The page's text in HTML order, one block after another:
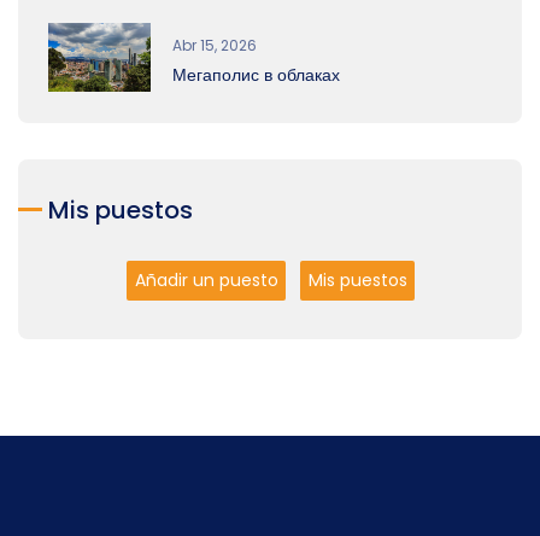
Abr 15, 2026
Мегаполис в облаках
Mis puestos
Añadir un puesto Mis puestos